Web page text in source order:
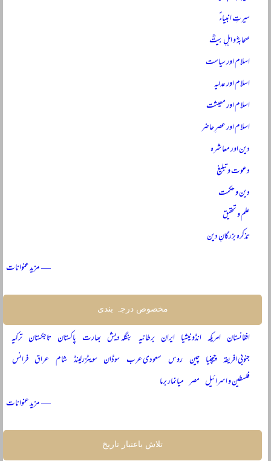
سیرتِ انبیاءؑ
صحابہؓ و اہلِ بیتؓ
اسلام اور سیاست
اسلام اور عدلیہ
اسلام اور معیشت
اسلام اور عصرِ حاضر
دین اور معاشرہ
دعوت و تبلیغ
دین و حکمت
علم و تحقیق
تذکرہ بزرگانِ دین
— مزید عنوانات
مخصوص درجہ بندی
افغانستان امریکہ انڈونیشیا ایران برطانیہ بنگلہ دیش بھارت پاکستان تاجکستان ترکیہ
جنوبی افریقہ چیچنیا چین روس سعودی عرب سوڈان سویٹزرلینڈ شام عراق فرانس
فلسطین و اسرائیل مصر میانمار برما
— مزید عنوانات
تلاش باعتبار تاریخ